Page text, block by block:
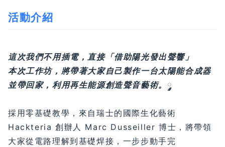
活動介紹
這次我們不用插電，直接「借助陽光發出聲響」
本次工作坊，將帶著大家自己製作一台太陽能合成器
並帶回家，利用再生能源創造聲音藝術。 ༘༘༘
採用零基礎教學，來自瑞士的國際生化藝術
Hackteria 創辦人 Marc Dusseiller 博士，將帶領
大家從電路理解到基礎焊接，一步步動手完